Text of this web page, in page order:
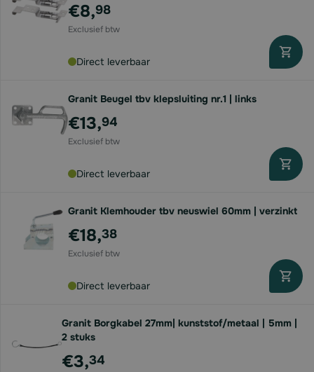
€8,98
Direct leverbaar
Granit Beugel tbv klepsluiting nr.1 | links
€13,94
Direct leverbaar
Granit Klemhouder tbv neuswiel 60mm | verzinkt
€18,38
Direct leverbaar
Granit Borgkabel 27mm| kunststof/metaal | 5mm |
2 stuks
€3,34